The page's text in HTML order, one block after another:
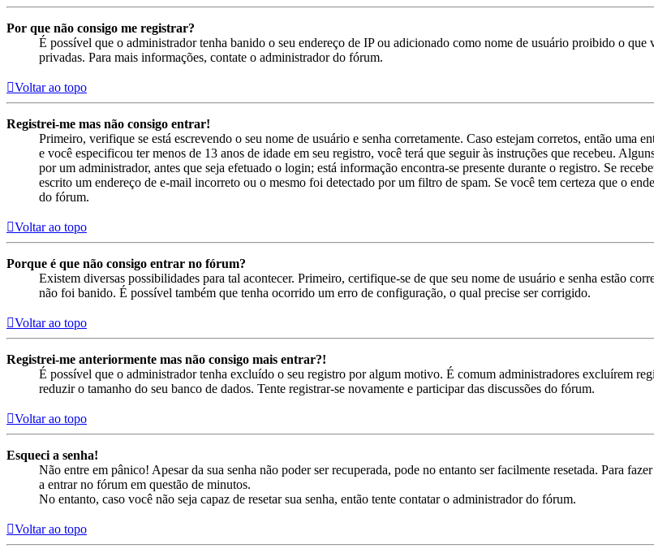
Por que não consigo me registrar?
É possível que o administrador tenha banido o seu endereço de IP ou adicionado como nome de usuário proibido o
privadas. Para mais informações, contate o administrador do fórum.
Voltar ao topo
Registrei-me mas não consigo entrar!
Primeiro, verifique se está escrevendo o seu nome de usuário e senha corretamente. Caso estejam corretos, então uma
e você especificou ter menos de 13 anos de idade em seu registro, você terá que seguir às instruções que recebeu.
por um administrador, antes que seja efetuado o login; está informação encontra-se presente durante o registro. Se
escrito um endereço de e-mail incorreto ou o mesmo foi detectado por um filtro de spam. Se você tem certeza que o
do fórum.
Voltar ao topo
Porque é que não consigo entrar no fórum?
Existem diversas possibilidades para tal acontecer. Primeiro, certifique-se de que seu nome de usuário e senha estão
não foi banido. É possível também que tenha ocorrido um erro de configuração, o qual precise ser corrigido.
Voltar ao topo
Registrei-me anteriormente mas não consigo mais entrar?!
É possível que o administrador tenha excluído o seu registro por algum motivo. É comum administradores excluírem
reduzir o tamanho do seu banco de dados. Tente registrar-se novamente e participar das discussões do fórum.
Voltar ao topo
Esqueci a senha!
Não entre em pânico! Apesar da sua senha não poder ser recuperada, pode no entanto ser facilmente resetada. Para
a entrar no fórum em questão de minutos.
No entanto, caso você não seja capaz de resetar sua senha, então tente contatar o administrador do fórum.
Voltar ao topo